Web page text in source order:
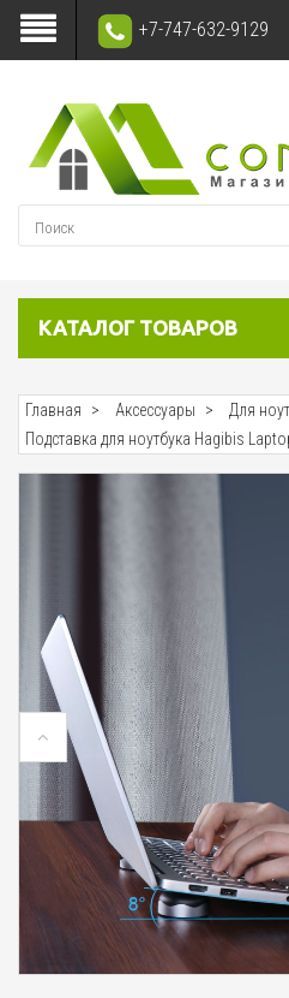
+7-747-632-9129
КАТАЛОГ ТОВАРОВ
Главная Аксессуары
Для
Подставка для ноутбука Hagibis